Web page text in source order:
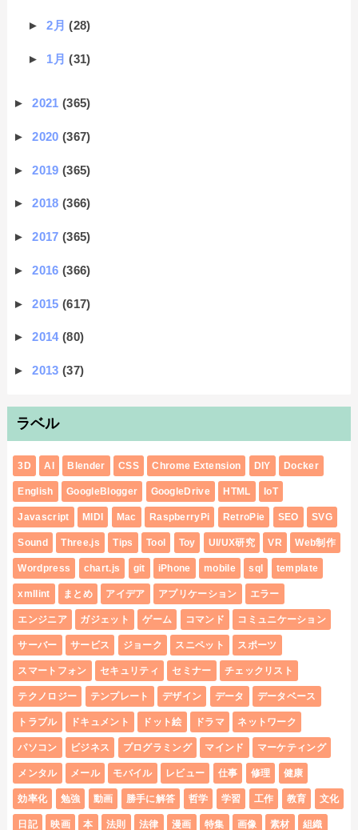
►2月(28)
► 1月(31)
►2021(365)
►2020(367)
►2019(365)
►2018(366)
►2017(365)
►2016(366)
►2015(617)
►2014(80)
►2013(37)
ラベル
3D AI Blender CSS Chrome Extension DIY Docker
English GoogleBlogger GoogleDrive HTML IoT
Javascript MIDI Mac RaspberryPi RetroPie SEO SVG
Sound Three.js Tips Tool Toy UI/UX研究 VR Web制作
Wordpress chart.js git iPhone mobile sql template
xmllint まとめ アイデア アプリケーション エラー
エンジニア ガジェット ゲーム コマンド コミュニケーション
サーバー サービス ジョーク スニペット スポーツ
スマートフォン セキュリティ セミナー チェックリスト
テクノロジー テンプレート デザイン データ データベース
トラブル ドキュメント ドット絵 ドラマ ネットワーク
パソコン ビジネス プログラミング マインド マーケティング
メンタル メール モバイル レビュー 仕事 修理 健康
効率化 勉強 動画 勝手に解答 哲学 学習 工作 教育 文化
日記 映画 本 法則 法律 漫画 特集 画像 素材 組織